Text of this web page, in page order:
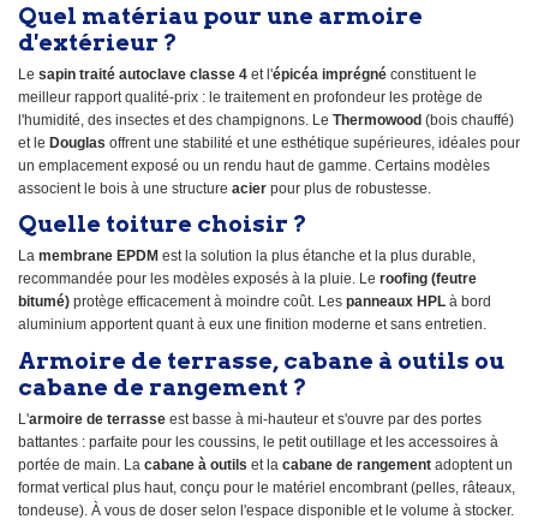
Quel matériau pour une armoire
d'extérieur ?
Le sapin traité autoclave classe 4 et l'épicéa imprégné constituent le
meilleur rapport qualité-prix : le traitement en profondeur les protège de
l'humidité, des insectes et des champignons. Le Thermowood (bois chauffé)
et le Douglas offrent une stabilité et une esthétique supérieures, idéales pour
un emplacement exposé ou un rendu haut de gamme. Certains modèles
associent le bois à une structure acier pour plus de robustesse.
Quelle toiture choisir ?
La membrane EPDM est la solution la plus étanche et la plus durable,
recommandée pour les modèles exposés à la pluie. Le roofing (feutre
bitumé) protège efficacement à moindre coût. Les panneaux HPL à bord
aluminium apportent quant à eux une finition moderne et sans entretien.
Armoire de terrasse, cabane à outils ou
cabane de rangement ?
L'armoire de terrasse est basse à mi-hauteur et s'ouvre par des portes
battantes : parfaite pour les coussins, le petit outillage et les accessoires à
portée de main. La cabane à outils et la cabane de rangement adoptent un
format vertical plus haut, conçu pour le matériel encombrant (pelles, râteaux,
tondeuse). À vous de doser selon l'espace disponible et le volume à stocker.